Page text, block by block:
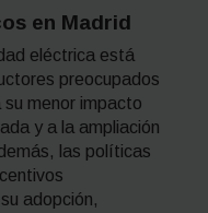
en Madrid
eléctrica está
preocupados
menor impacto
y a la ampliación
las políticas
adopción,